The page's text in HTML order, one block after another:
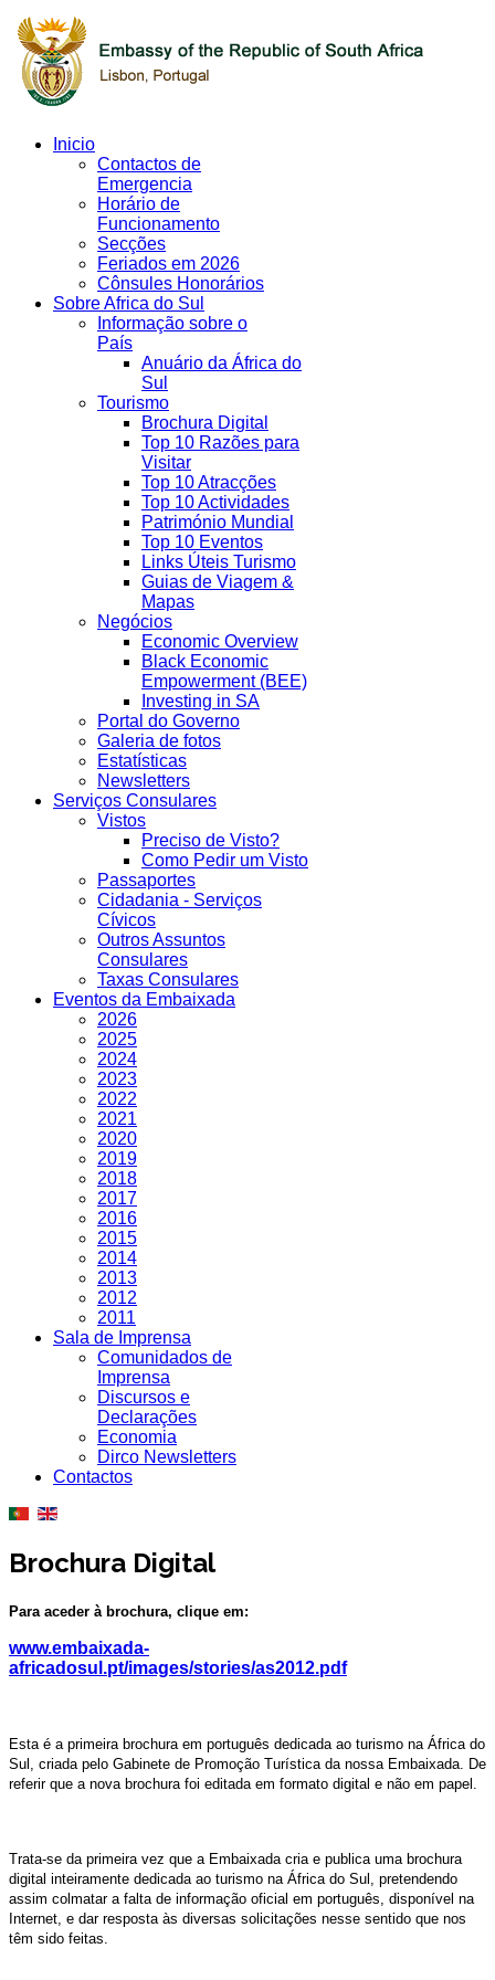
Inicio
Contactos de
Emergencia
Horário de
Funcionamento
Secções
Feriados em 2026
Cônsules Honorários
Sobre Africa do Sul
Informação sobre o
País
Anuário da África do
Sul
Tourismo
Brochura Digital
Top 10 Razões para
Visitar
Top 10 Atracções
Top 10 Actividades
Património Mundial
Top 10 Eventos
Links Úteis Turismo
Guias de Viagem &
Mapas
Negócios
Economic Overview
Black Economic
Empowerment (BEE)
Investing in SA
Portal do Governo
Galeria de fotos
Estatísticas
Newsletters
Serviços Consulares
Vistos
Preciso de Visto?
Como Pedir um Visto
Passaportes
Cidadania - Serviços
Cívicos
Outros Assuntos
Consulares
Taxas Consulares
Eventos da Embaixada
2026
2025
2024
2023
2022
2021
2020
2019
2018
2017
2016
2015
2014
2013
2012
2011
Sala de Imprensa
Comunidados de
Imprensa
Discursos e
Declarações
Economia
Dirco Newsletters
Contactos
Brochura Digital
Para aceder à brochura, clique em:
www.embaixada-
africadosul.pt/images/stories/as2012.pdf
Esta é a primeira brochura em português dedicada ao turismo na África do
Sul, criada pelo Gabinete de Promoção Turística da nossa Embaixada. De
referir que a nova brochura foi editada em formato digital e não em papel.
Trata-se da primeira vez que a Embaixada cria e publica uma brochura
digital inteiramente dedicada ao turismo na África do Sul, pretendendo
assim colmatar a falta de informação oficial em português, disponível na
Internet, e dar resposta às diversas solicitações nesse sentido que nos
têm sido feitas.